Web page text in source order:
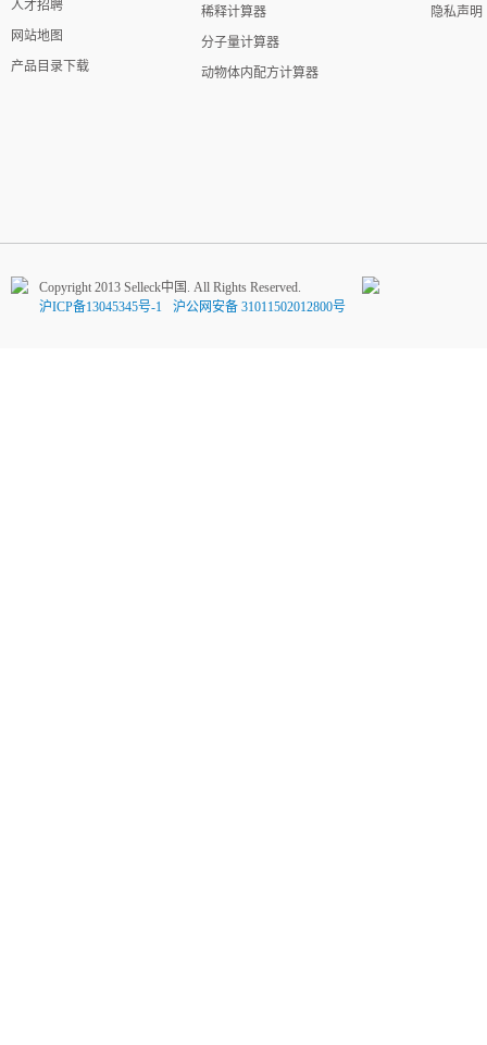
人才招聘
网站地图
产品目录下载
稀释计算器
分子量计算器
动物体内配方计算器
隐私声明
Copyright 2013 Selleck中国. All Rights Reserved.
沪ICP备13045345号-1
沪公网安备 31011502012800号